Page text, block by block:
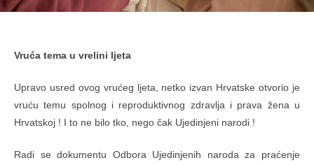
Vruća tema u vrelini ljeta
Upravo usred ovog vrućeg ljeta, netko izvan Hrvatske otvorio je
vruću temu spolnog i reproduktivnog zdravlja i prava žena u
Hrvatskoj ! I to ne bilo tko, nego čak Ujedinjeni narodi !
Radi se dokumentu Odbora Ujedinjenih naroda za praćenje